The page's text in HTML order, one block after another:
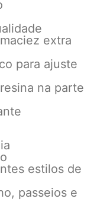
extra
para ajuste
na parte
estilos de
passeios e